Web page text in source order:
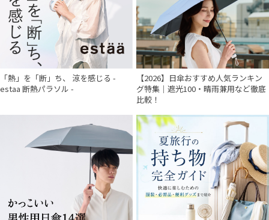
「熱」を「断」ち、 涼を感じる -
estaa 断熱パラソル -
【2026】日傘おすすめ人気ランキン
グ特集｜遮光100・晴雨兼用など徹底
比較！